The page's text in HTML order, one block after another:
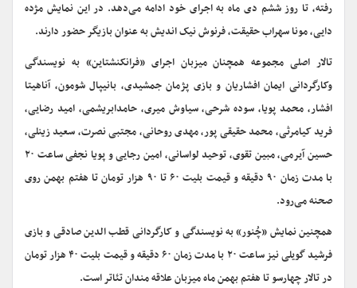
رفته، تا روز ششم دی ماه به اجرای خود ادامه می‌دهد. در این نمایش مژده
دایی، مونا سهراب حقیقت، فرنوش نیک اندیش به عنوان بازیگر حضور دارند.
تالار اصلی مجموعه همچنان میزبان اجرای «فرانکنشتاین» به نویسندگی
وکارگردانی ایمان افشاریان و بازی پژمان جمشیدی، بانیپال شومون، آناهیتا
افشار، محمد پویا، سوده شرحی، سیاوش میری، حامدابریشمی، امید رضایی،
فرید کیامرثی، محمد حقیقی پور، مهدی روحانی، مجتبی نصرت، سعید زینلی،
حسین آیرمی، مبین تقوی، توحید لواسانی، امین رجایی و پویا نجفی ساعت ۲۰
با مدت زمان ۹۰ دقیقه و قیمت بلیت ۶۰ تا ۹۰ هزار تومان تا هفتم بهمن روی
صحنه می‌رود.
همچنین نمایش «چُنور» به نویسندگی و کارگردانی قطب الدین صادقی و بازی
فرشید گویلی نیز ساعت ۲۰ با مدت زمان ۶۰ دقیقه و قیمت بلیت ۴۰ هزار تومان
در تالار چهارسو تا هفتم بهمن ماه میزبان علاقه مندان تئاتر است.